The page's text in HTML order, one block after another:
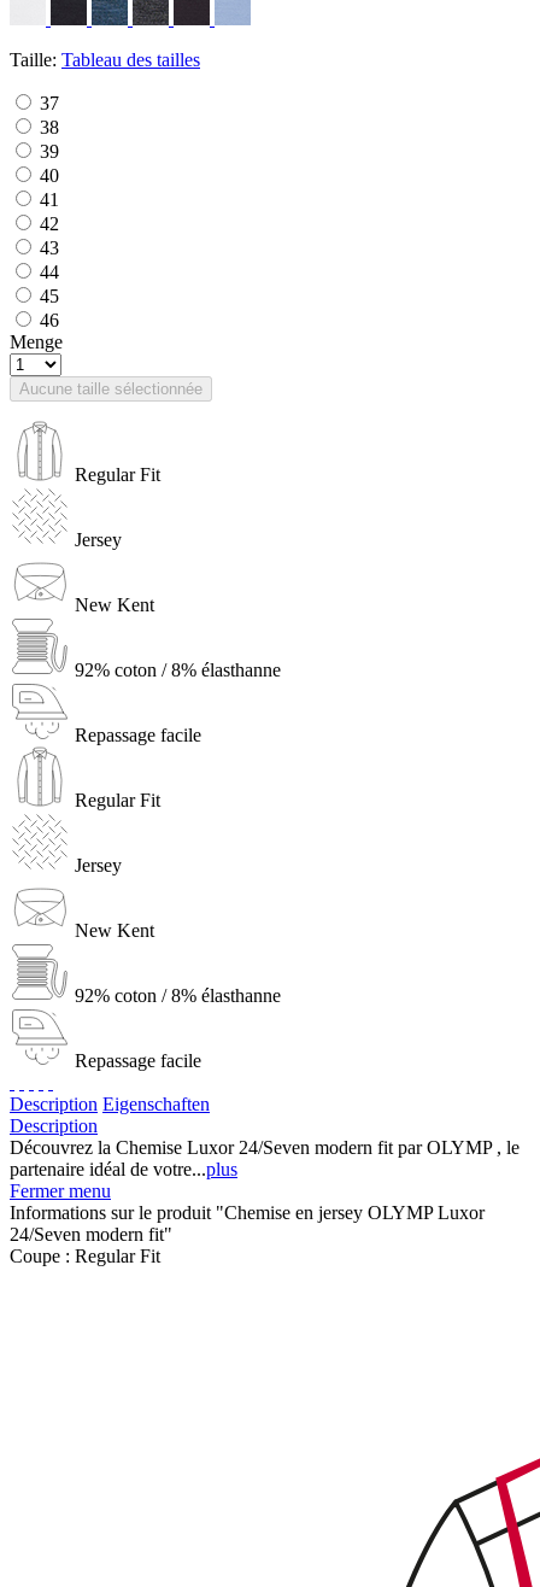
Taille: Tableau des tailles
37
38
39
40
41
42
43
44
45
46
Menge
Aucune taille sélectionnée
Regular Fit
Jersey
New Kent
92% coton / 8% élasthanne
Repassage facile
Regular Fit
Jersey
New Kent
92% coton / 8% élasthanne
Repassage facile
Description Eigenschaften
Description
Découvrez la Chemise Luxor 24/Seven modern fit par OLYMP , le
partenaire idéal de votre...plus
Fermer menu
Informations sur le produit "Chemise en jersey OLYMP Luxor
24/Seven modern fit"
Coupe : Regular Fit